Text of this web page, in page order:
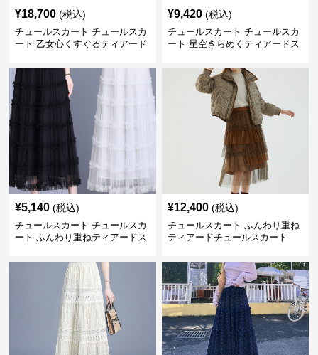
¥18,700 (税込)
チュールスカート チュールスカ
ート 乙女心くすぐるティアード
¥9,420 (税込)
チュールスカート チュールスカ
ート 星空きらめくティアードス
¥5,140 (税込)
チュールスカート チュールスカ
ート ふんわり重ねティアードス
¥12,400 (税込)
チュールスカート ふんわり重ね
ティアードチュールスカート